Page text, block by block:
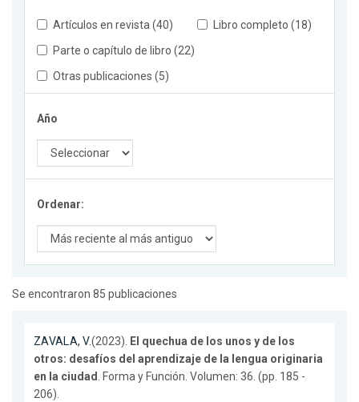
Artículos en revista (40)
Libro completo (18)
Parte o capítulo de libro (22)
Otras publicaciones (5)
Año
Ordenar:
Se encontraron 85 publicaciones
ZAVALA, V.(2023). El quechua de los unos y de los
otros: desafíos del aprendizaje de la lengua originaria
en la ciudad. Forma y Función. Volumen: 36. (pp. 185 -
206).